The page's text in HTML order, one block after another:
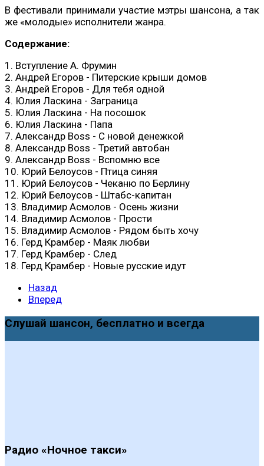
В фестивали принимали участие мэтры шансона, а так
же «молодые» исполнители жанра.
Содержание:
1. Вступление А. Фрумин
2. Андрей Егоров - Питерские крыши домов
3. Андрей Егоров - Для тебя одной
4. Юлия Ласкина - Заграница
5. Юлия Ласкина - На посошок
6. Юлия Ласкина - Папа
7. Александр Boss - С новой денежкой
8. Александр Boss - Третий автобан
9. Александр Boss - Вспомню все
10. Юрий Белоусов - Птица синяя
11. Юрий Белоусов - Чеканю по Берлину
12. Юрий Белоусов - Штабс-капитан
13. Владимир Асмолов - Осень жизни
14. Владимир Асмолов - Прости
15. Владимир Асмолов - Рядом быть хочу
16. Герд Крамбер - Маяк любви
17. Герд Крамбер - След
18. Герд Крамбер - Новые русские идут
Назад
Вперед
Слушай шансон, бесплатно и всегда
Радио «Ночное такси»